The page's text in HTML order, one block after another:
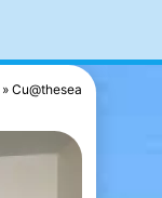
Cu@thesea